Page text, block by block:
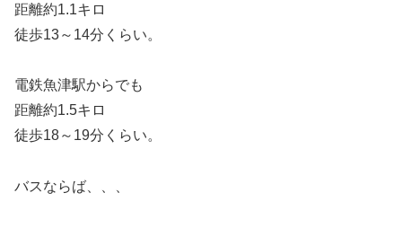
距離約1.1キロ
徒歩13～14分くらい。
電鉄魚津駅からでも
距離約1.5キロ
徒歩18～19分くらい。
バスならば、、、